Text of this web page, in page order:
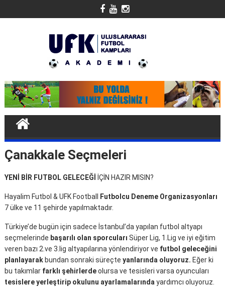
Çanakkale Seçmeleri
YENİ BİR FUTBOL GELECEĞİ İÇİN HAZIR MISIN?
Hayalim Futbol & UFK Football
Futbolcu Deneme Organizasyonları
7 ülke ve 11 şehirde yapılmaktadır.
Türkiye’de bugün için sadece İstanbul’da yapılan futbol altyapı
seçmelerinde başarılı olan sporcuları Süper Lig, 1.Lig ve iyi eğitim
veren bazı 2.ve 3.lig altyapılarına yönlendiriyor ve futbol geleceğini
planlayarak bundan sonraki süreçteyanlarında oluyoruz. Eğer ki
bu takımlar farklı şehirlerdeolursa ve tesisleri varsa oyuncuları
tesislere yerleştirip okulunu ayarlamalarında yardımcı oluyoruz.